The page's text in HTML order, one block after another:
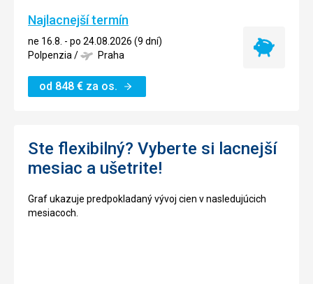
Najlacnejší termín
ne 16.8. - po 24.08.2026 (9 dní)
Polpenzia/ Praha
od 848 € za os.
Najlacnejší
Ste flexibilný? Vyberte si lacnejší
mesiac a ušetrite!
Graf ukazuje predpokladaný vývoj cien v nasledujúcich
mesiacoch.